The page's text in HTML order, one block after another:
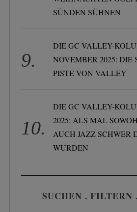
SÜNDEN SÜHNEN
DIE GC VALLEY-
NOVEMBER 2025: DIE
PISTE VON VALLEY
DIE GC VALLEY-
2025: ALS MAL
AUCH JAZZ SCHWER
WURDEN
SUCHEN . FILTERN